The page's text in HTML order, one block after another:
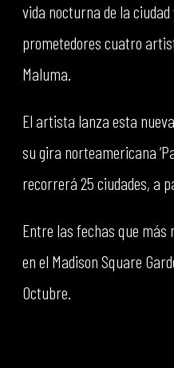
vida nocturna de la
prometedores cuatro
Maluma.
El artista lanza esta
su gira norteamericana
recorrerá 25 ciudades, a
Entre las fechas que
en el Madison Square
Octubre.